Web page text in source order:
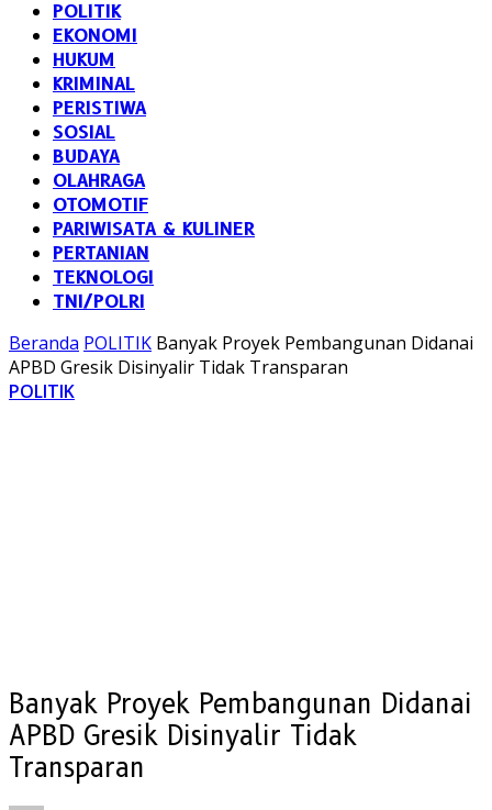
POLITIK
EKONOMI
HUKUM
KRIMINAL
PERISTIWA
SOSIAL
BUDAYA
OLAHRAGA
OTOMOTIF
PARIWISATA & KULINER
PERTANIAN
TEKNOLOGI
TNI/POLRI
Beranda POLITIK Banyak Proyek Pembangunan Didanai
APBD Gresik Disinyalir Tidak Transparan
POLITIK
Banyak Proyek Pembangunan Didanai
APBD Gresik Disinyalir Tidak
Transparan